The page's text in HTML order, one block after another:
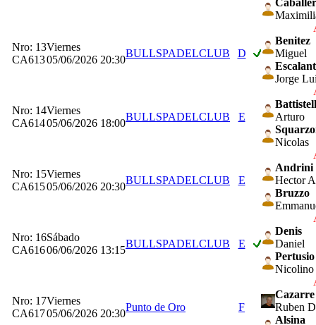
Nro: 13
CA613
Viernes
05/06/2026 20:30
BULLSPADELCLUB D
Benitez
Miguel
Jorge
Nro: 14
CA614
Viernes
05/06/2026 18:00
BULLSPADELCLUB E
Arturo
Nicolas
Nro: 15
CA615
Viernes
05/06/2026 20:30
BULLSPADELCLUB E
Andrini
Hector
Bruzzo
Nro: 16
CA616
Sábado
06/06/2026 13:15
BULLSPADELCLUB E
Denis
Daniel
Pertusio
Nicolino
Nro: 17
CA617
Viernes
05/06/2026 20:30
Punto de Oro F
Cazarre
Ruben
Alsina